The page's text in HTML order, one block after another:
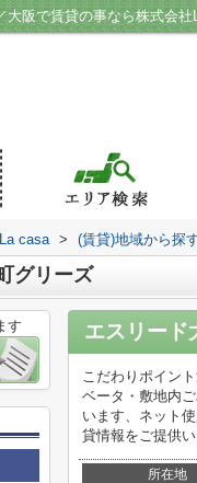
阪で賃貸の事なら株式会社
casa > (賃貸)地域から探
グリーズ
エスリード
こだわりポイン
ベータ・敷地内
います、ネット
貸情報をご提供
所在地
す